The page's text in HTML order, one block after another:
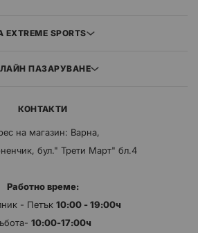
EXTREME SPORTS
ПАЗАРУВАНЕ
КОНТАКТИ
на магазин: Варна,
бул." Трети Март" бл.4
Работно време:
- Петък 10:00 - 19:00ч
10:00-17:00ч